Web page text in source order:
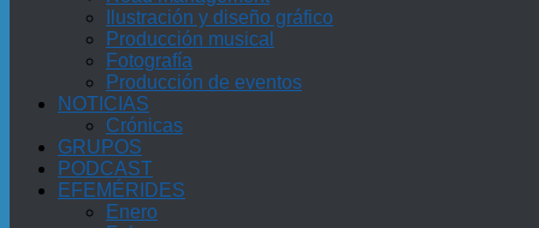
Ilustración y diseño gráfico
Producción musical
Fotografía
Producción de eventos
NOTICIAS
Crónicas
GRUPOS
PODCAST
EFEMÉRIDES
Enero